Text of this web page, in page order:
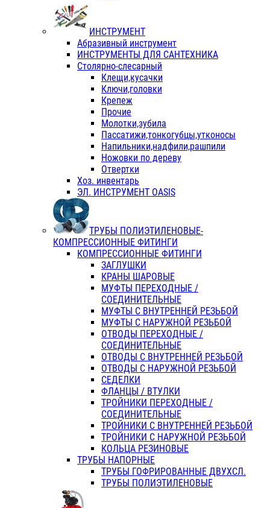
ИНСТРУМЕНТ
Абразивный инструмент
ИНСТРУМЕНТЫ ДЛЯ САНТЕХНИКА
Столярно-слесарный
Клещи,кусачки
Ключи,головки
Крепеж
Прочие
Молотки,зубила
Пассатижи,тонкогубцы,утконосы
Напильники,надфили,рашпили
Ножовки по дереву
Отвертки
Хоз. инвентарь
ЭЛ. ИНСТРУМЕНТ OASIS
ТРУБЫ ПОЛИЭТИЛЕНОВЫЕ-
КОМПРЕССИОННЫЕ ФИТИНГИ
КОМПРЕССИОННЫЕ ФИТИНГИ
ЗАГЛУШКИ
КРАНЫ ШАРОВЫЕ
МУФТЫ ПЕРЕХОДНЫЕ /
СОЕДИНИТЕЛЬНЫЕ
МУФТЫ С ВНУТРЕННЕЙ РЕЗЬБОЙ
МУФТЫ С НАРУЖНОЙ РЕЗЬБОЙ
ОТВОДЫ ПЕРЕХОДНЫЕ /
СОЕДИНИТЕЛЬНЫЕ
ОТВОДЫ С ВНУТРЕННЕЙ РЕЗЬБОЙ
ОТВОДЫ С НАРУЖНОЙ РЕЗЬБОЙ
СЕДЕЛКИ
ФЛАНЦЫ / ВТУЛКИ
ТРОЙНИКИ ПЕРЕХОДНЫЕ /
СОЕДИНИТЕЛЬНЫЕ
ТРОЙНИКИ С ВНУТРЕННЕЙ РЕЗЬБОЙ
ТРОЙНИКИ С НАРУЖНОЙ РЕЗЬБОЙ
КОЛЬЦА РЕЗИНОВЫЕ
ТРУБЫ НАПОРНЫЕ
ТРУБЫ ГОФРИРОВАННЫЕ ДВУХСЛ.
ТРУБЫ ПОЛИЭТИЛЕНОВЫЕ